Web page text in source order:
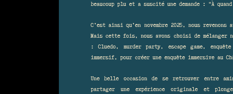
beaucoup plu et a suscité une demande : “À
C’est ainsi qu’en novembre 2025, nous revenons
Mais cette fois, nous avons choisi de
: Cluedo, murder party, escape game,
immersif, pour créer une enquête immersive au
Une belle occasion de se retrouver entre
partager une expérience originale et